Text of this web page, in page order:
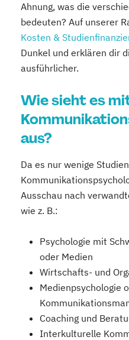
Ahnung, was die
bedeuten? Auf unserer
Kosten &
Dunkel und erklären dir
ausführlicher.
Wie sieht es
aus?
Da es nur wenige
Ausschau nach
wie z. B.:
Psychologie mit
oder Medien
Wirtschafts- und
Medienpsychologie
Coaching und
Interkulturelle